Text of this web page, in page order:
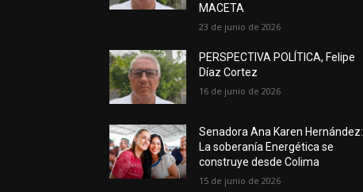
MACETA
23 de junio de 2026
PERSPECTIVA POLÍTICA, Felipe
Díaz Cortez
16 de junio de 2026
Senadora Ana Karen Hernández:
La soberanía Energética se
construye desde Colima
15 de junio de 2026